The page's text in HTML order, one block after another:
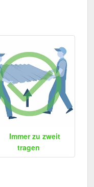
Immer zu zweit
tragen